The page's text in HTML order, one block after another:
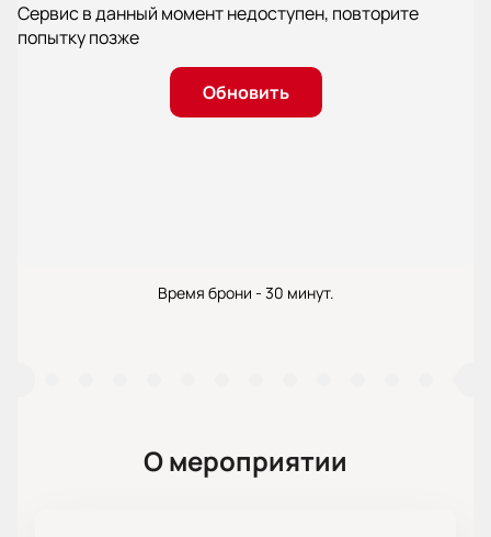
Сервис в данный момент недоступен, повторите
попытку позже
Обновить
Время брони - 30 минут.
О мероприятии